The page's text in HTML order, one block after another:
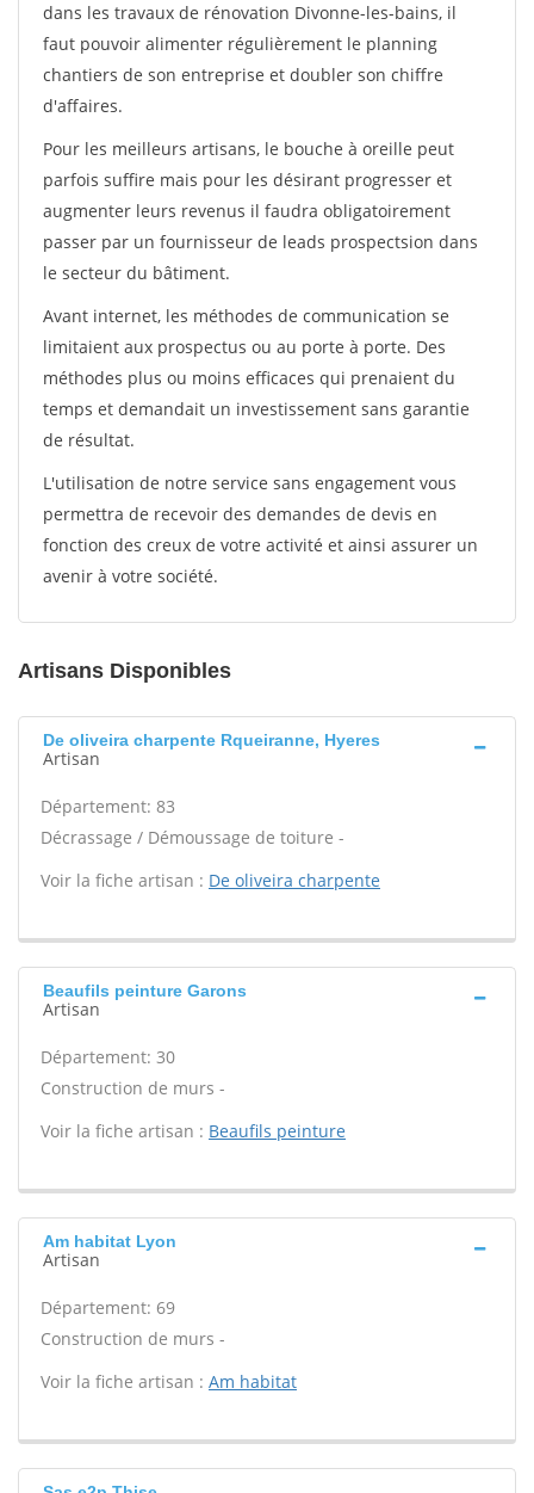
dans les travaux de rénovation Divonne-les-bains, il
faut pouvoir alimenter régulièrement le planning
chantiers de son entreprise et doubler son chiffre
d'affaires.
Pour les meilleurs artisans, le bouche à oreille peut
parfois suffire mais pour les désirant progresser et
augmenter leurs revenus il faudra obligatoirement
passer par un fournisseur de leads prospectsion dans
le secteur du bâtiment.
Avant internet, les méthodes de communication se
limitaient aux prospectus ou au porte à porte. Des
méthodes plus ou moins efficaces qui prenaient du
temps et demandait un investissement sans garantie
de résultat.
L'utilisation de notre service sans engagement vous
permettra de recevoir des demandes de devis en
fonction des creux de votre activité et ainsi assurer un
avenir à votre société.
Artisans Disponibles
De oliveira charpente Rqueiranne, Hyeres
Artisan
Département: 83
Décrassage / Démoussage de toiture -
Voir la fiche artisan : De oliveira charpente
Beaufils peinture Garons
Artisan
Département: 30
Construction de murs -
Voir la fiche artisan : Beaufils peinture
Am habitat Lyon
Artisan
Département: 69
Construction de murs -
Voir la fiche artisan : Am habitat